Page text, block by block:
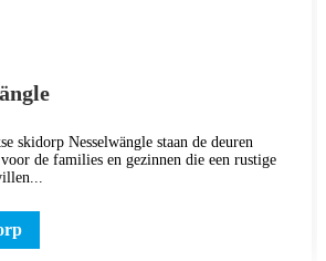
skidorp Nesselwängle staan de deuren
de families en gezinnen die een rustige